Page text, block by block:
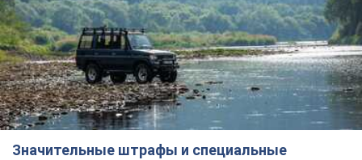
Значительные штрафы и специальные